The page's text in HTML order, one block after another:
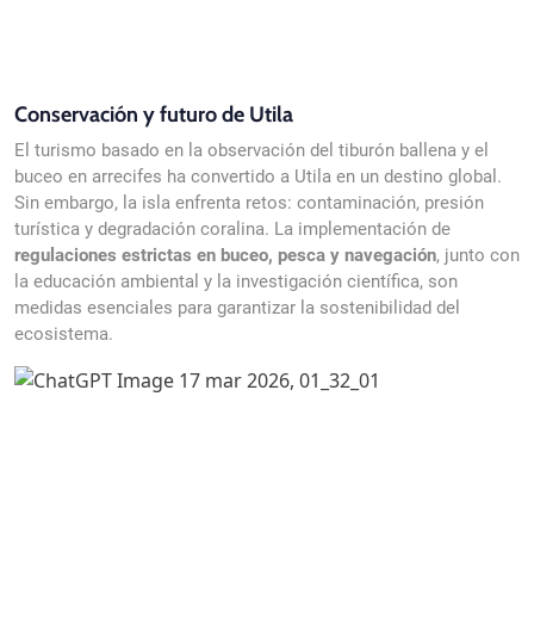
Conservación y futuro de Utila
El turismo basado en la observación del tiburón ballena y el
buceo en arrecifes ha convertido a Utila en un destino global.
Sin embargo, la isla enfrenta retos: contaminación, presión
turística y degradación coralina. La implementación de
regulaciones estrictas en buceo, pesca y navegación, junto con
la educación ambiental y la investigación científica, son
medidas esenciales para garantizar la sostenibilidad del
ecosistema.